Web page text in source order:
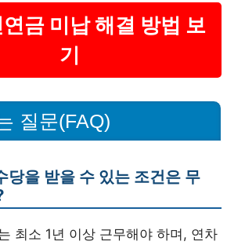
금 미납 해결 방법 보
기
질문(FAQ)
당을 받을 수 있는 조건은 무
최소 1년 이상 근무해야 하며, 연차